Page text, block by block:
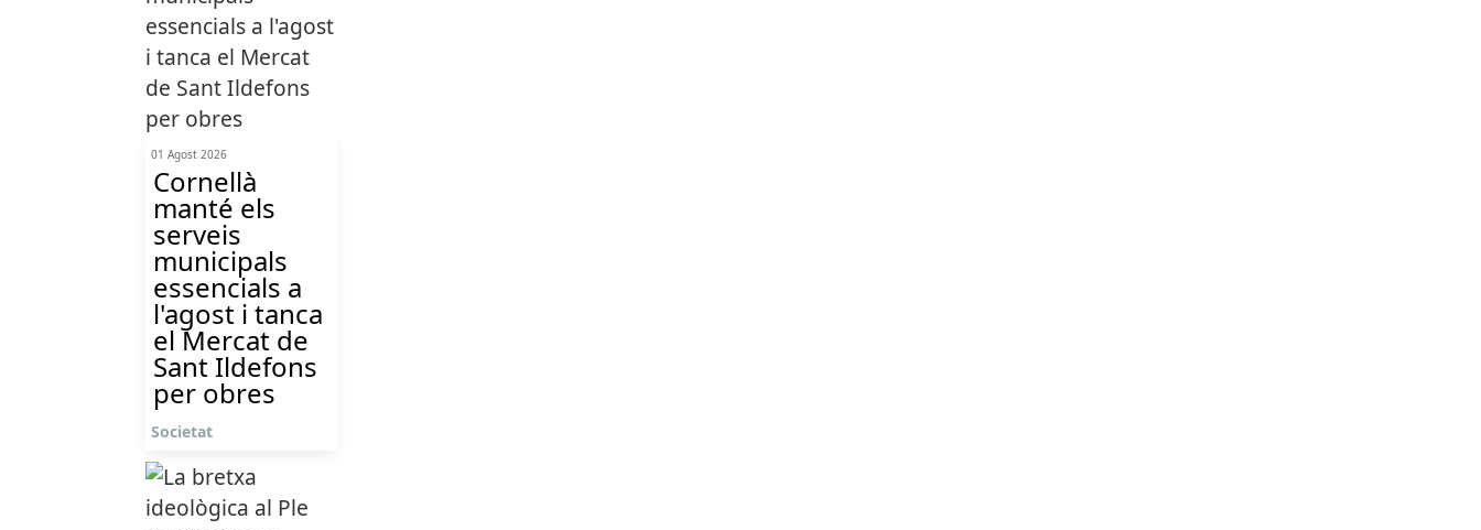
01 Agost 2026
Cornellà
manté els
serveis
municipals
essencials a
l'agost i tanca
el Mercat de
Sant Ildefons
per obres
Societat